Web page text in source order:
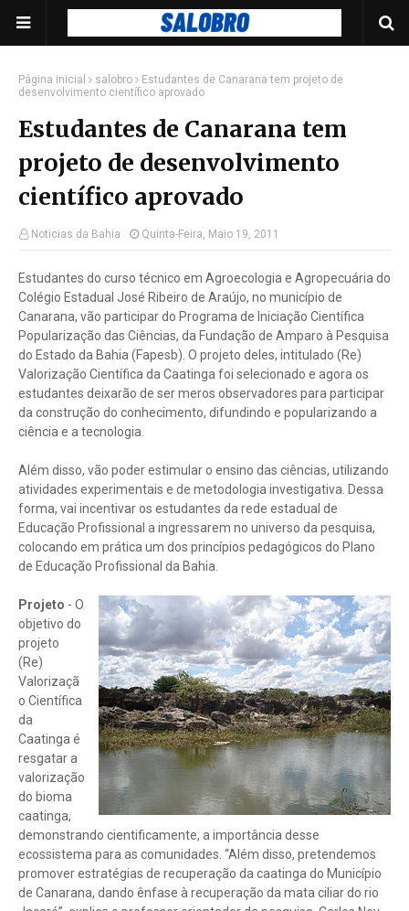
Página inicial salobro
Estudantes de Canarana tem projeto de
desenvolvimento científico aprovado
Estudantes de Canarana tem
projeto de desenvolvimento
científico aprovado
Noticias da Bahia Quinta-Feira, Maio 19, 2011
Estudantes do curso técnico em Agroecologia e Agropecuária do
Colégio Estadual José Ribeiro de Araújo, no município de
Canarana, vão participar do Programa de Iniciação Científica
Popularização das Ciências, da Fundação de Amparo à Pesquisa
do Estado da Bahia (Fapesb). O projeto deles, intitulado (Re)
Valorização Científica da Caatinga foi selecionado e agora os
estudantes deixarão de ser meros observadores para participar
da construção do conhecimento, difundindo e popularizando a
ciência e a tecnologia.
Além disso, vão poder estimular o ensino das ciências, utilizando
atividades experimentais e de metodologia investigativa. Dessa
forma, vai incentivar os estudantes da rede estadual de
Educação Profissional a ingressarem no universo da pesquisa,
colocando em prática um dos princípios pedagógicos do Plano
de Educação Profissional da Bahia.
Projeto - O
objetivo do
projeto
(Re)
Valorizaçã
o Científica
da
Caatinga é
resgatar a
valorização
do bioma
caatinga,
demonstrando cientificamente, a importância desse
ecossistema para as comunidades. “Além disso, pretendemos
promover estratégias de recuperação da caatinga do Município
de Canarana, dando ênfase à recuperação da mata ciliar do rio